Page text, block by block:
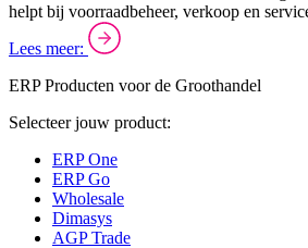
helpt bij voorraadbeheer, verkoop en
Lees meer:
ERP Producten voor de Groothandel
Selecteer jouw product:
ERP One
ERP Go
Wholesale
Dimasys
AGP Trade